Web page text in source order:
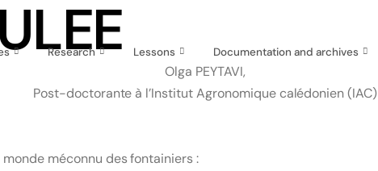
Research Lessons Documentation and archives
Olga PEYTAVI,
Post-doctorante à l’Institut Agronomique calédonien (IAC)
méconnu des fontainiers :